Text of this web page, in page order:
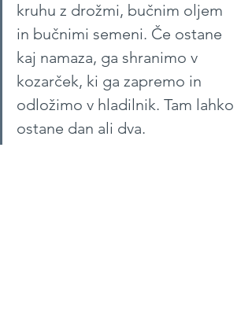
kruhu z drožmi, bučnim oljem
in bučnimi semeni. Če ostane
kaj namaza, ga shranimo v
kozarček, ki ga zapremo in
odložimo v hladilnik. Tam lahko
ostane dan ali dva.